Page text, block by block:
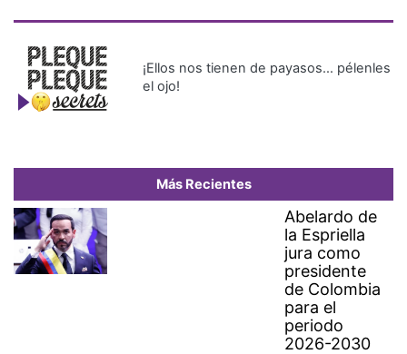
¡Ellos nos tienen de payasos… pélenles
el ojo!
Más Recientes
Abelardo de
la Espriella
jura como
presidente
de Colombia
para el
periodo
2026-2030